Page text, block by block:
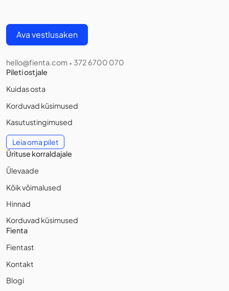
Ava vestlusaken
hello@fienta.com • 372 6700 070
Pileti ostjale
Kuidas osta
Korduvad küsimused
Kasutustingimused
Leia oma pilet
Ürituse korraldajale
Ülevaade
Kõik võimalused
Hinnad
Korduvad küsimused
Fienta
Fientast
Kontakt
Blogi